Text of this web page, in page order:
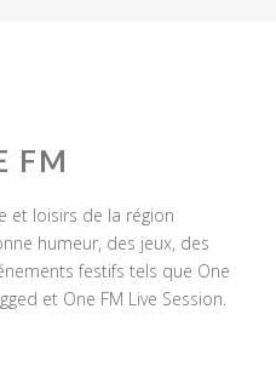
FM
et loisirs de la région
humeur, des jeux, des
festifs tels que One
et One FM Live Session.